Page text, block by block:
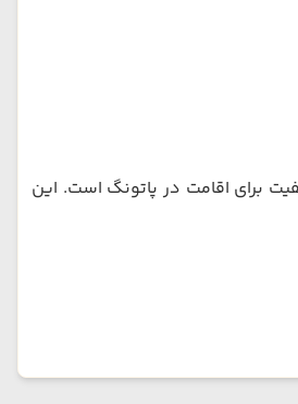
برای اقامت در پاتونگ است. این